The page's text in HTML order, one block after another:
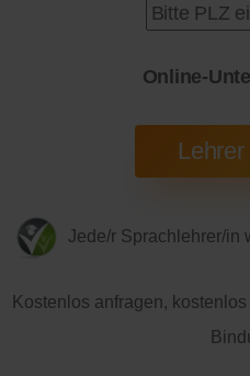
Online-
Jede/r Sprachlehrer/in
Kostenlos anfragen,